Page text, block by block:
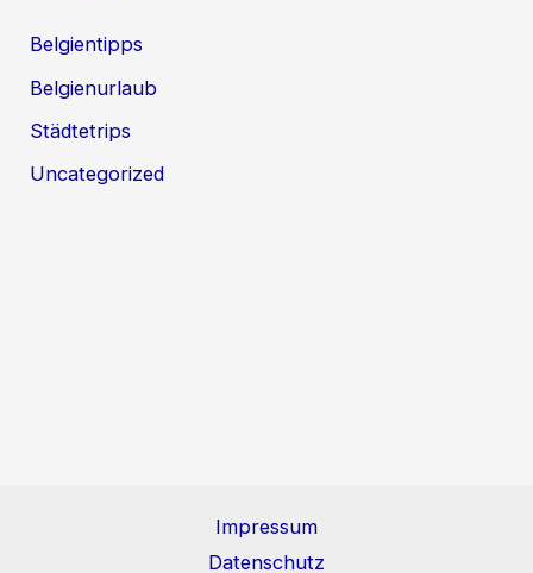
Belgientipps
Belgienurlaub
Städtetrips
Uncategorized
Impressum
Datenschutz